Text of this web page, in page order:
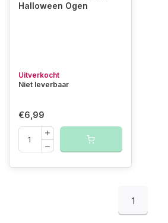
Halloween Ogen
Uitverkocht
Niet leverbaar
€6,99
1